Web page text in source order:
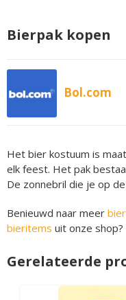
Bierpak kopen
Bol.com
Het bier kostuum is
elk feest. Het pak
De zonnebril die je op
Benieuwd naar meer
bieritems uit onze shop?
Gerelateerde